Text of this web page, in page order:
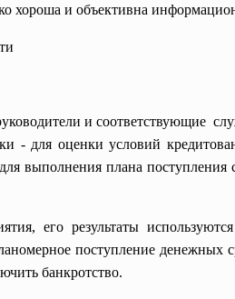
хороша и объективна
и соответствующие
- для оценки условий
выполнения плана поступления
его результаты
поступление денежных
банкротство.